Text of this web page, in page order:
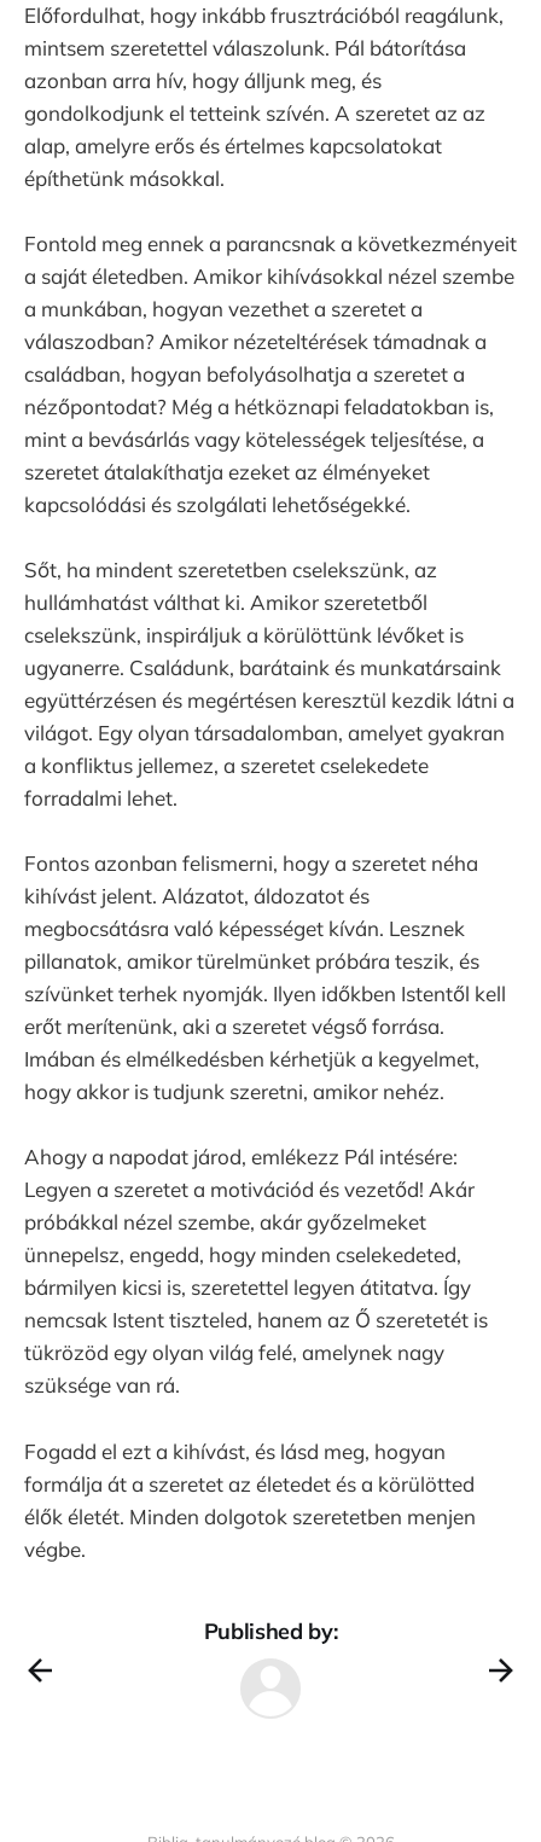
Előfordulhat, hogy inkább frusztrációból reagálunk,
mintsem szeretettel válaszolunk. Pál bátorítása
azonban arra hív, hogy álljunk meg, és
gondolkodjunk el tetteink szívén. A szeretet az az
alap, amelyre erős és értelmes kapcsolatokat
építhetünk másokkal.
Fontold meg ennek a parancsnak a következményeit
a saját életedben. Amikor kihívásokkal nézel szembe
a munkában, hogyan vezethet a szeretet a
válaszodban? Amikor nézeteltérések támadnak a
családban, hogyan befolyásolhatja a szeretet a
nézőpontodat? Még a hétköznapi feladatokban is,
mint a bevásárlás vagy kötelességek teljesítése, a
szeretet átalakíthatja ezeket az élményeket
kapcsolódási és szolgálati lehetőségekké.
Sőt, ha mindent szeretetben cselekszünk, az
hullámhatást válthat ki. Amikor szeretetből
cselekszünk, inspiráljuk a körülöttünk lévőket is
ugyanerre. Családunk, barátaink és munkatársaink
együttérzésen és megértésen keresztül kezdik látni a
világot. Egy olyan társadalomban, amelyet gyakran
a konfliktus jellemez, a szeretet cselekedete
forradalmi lehet.
Fontos azonban felismerni, hogy a szeretet néha
kihívást jelent. Alázatot, áldozatot és
megbocsátásra való képességet kíván. Lesznek
pillanatok, amikor türelmünket próbára teszik, és
szívünket terhek nyomják. Ilyen időkben Istentől kell
erőt merítenünk, aki a szeretet végső forrása.
Imában és elmélkedésben kérhetjük a kegyelmet,
hogy akkor is tudjunk szeretni, amikor nehéz.
Ahogy a napodat járod, emlékezz Pál intésére:
Legyen a szeretet a motivációd és vezetőd! Akár
próbákkal nézel szembe, akár győzelmeket
ünnepelsz, engedd, hogy minden cselekedeted,
bármilyen kicsi is, szeretettel legyen átitatva. Így
nemcsak Istent tiszteled, hanem az Ő szeretetét is
tükrözöd egy olyan világ felé, amelynek nagy
szüksége van rá.
Fogadd el ezt a kihívást, és lásd meg, hogyan
formálja át a szeretet az életedet és a körülötted
élők életét. Minden dolgotok szeretetben menjen
végbe.
Published by: